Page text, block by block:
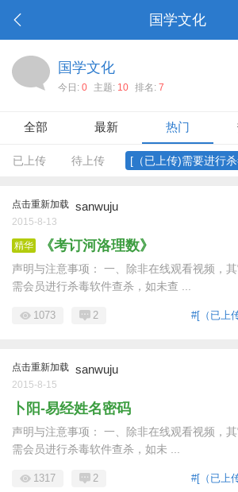
国学文化
国学文化
今日: 0 主题: 10 排名: 7
全部 最新 热门
已上传 待上传 [（已上传)需要进行
点击重新加载 sanwuju
2015-8-13
精华 《考订河洛理数》
声明与注意事项： 一、除非在线观看视频，
需会员进行杀毒软件查杀，如未查 ...
#[（已上
1073 2
点击重新加载 sanwuju
2015-8-15
卜阳-易经姓名密码
声明与注意事项： 一、除非在线观看视频，
需会员进行杀毒软件查杀，如未 ...
#[（已上
1317 2